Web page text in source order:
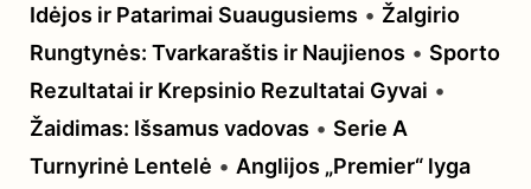
Idėjos ir Patarimai Suaugusiems • Žalgirio
Rungtynės: Tvarkaraštis ir Naujienos • Sporto
Rezultatai ir Krepsinio Rezultatai Gyvai •
Žaidimas: Išsamus vadovas • Serie A
Turnyrinė Lentelė • Anglijos „Premier“ lyga